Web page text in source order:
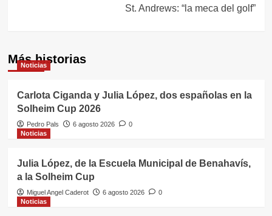
St. Andrews: “la meca del golf”
Más historias
Noticias
Carlota Ciganda y Julia López, dos españolas en la
Solheim Cup 2026
Pedro Pals 6 agosto 2026
0
Noticias
Julia López, de la Escuela Municipal de Benahavís,
a la Solheim Cup
Miguel Angel Caderot 6 agosto 2026
0
Noticias